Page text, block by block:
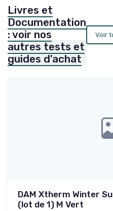
Livres et
Documentation
: voir nos
autres tests et
guides d'achat
Voir
DAM Xtherm Winter
(lot de 1) M Vert